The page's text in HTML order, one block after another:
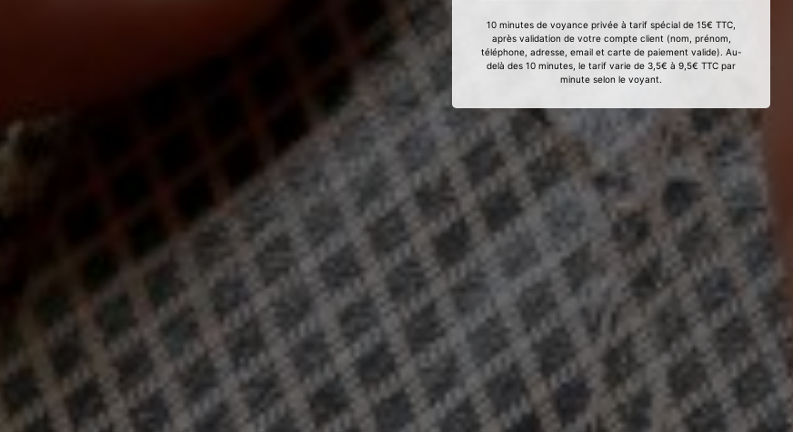
10 minutes de voyance privée à tarif spécial de 15€ TTC,
après validation de votre compte client (nom, prénom,
téléphone, adresse, email et carte de paiement valide). Au-
delà des 10 minutes, le tarif varie de 3,5€ à 9,5€ TTC par
minute selon le voyant.